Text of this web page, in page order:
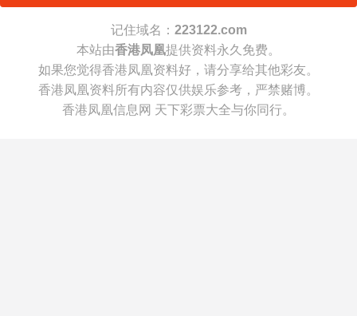
记住域名： 223122.com
本站由香港凤凰提供资料永久免费。
如果您觉得香港凤凰资料好，请分享给其他彩友。
香港凤凰资料所有内容仅供娱乐参考，严禁赌博。
香港凤凰信息网 天下彩票大全与你同行。